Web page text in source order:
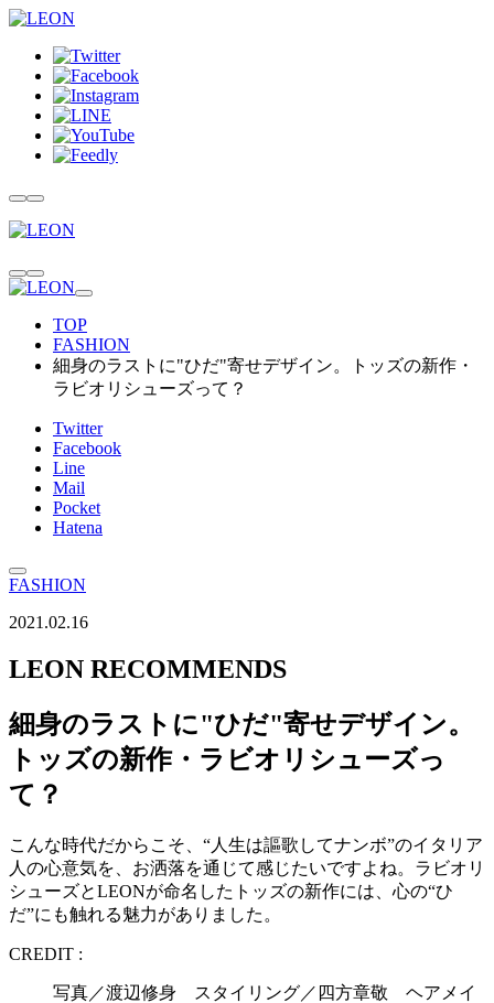
TOP
FASHION
細身のラストに"ひだ"寄せデザイン。トッズの新作・
ラビオリシューズって？
Twitter
Facebook
Line
Mail
Pocket
Hatena
FASHION
2021.02.16
LEON RECOMMENDS
細身のラストに"ひだ"寄せデザイン。
トッズの新作・ラビオリシューズっ
て？
こんな時代だからこそ、“人生は謳歌してナンボ”のイタリア
人の心意気を、お洒落を通じて感じたいですよね。ラビオリ
シューズとLEONが命名したトッズの新作には、心の“ひ
だ”にも触れる魅力がありました。
CREDIT :
写真／渡辺修身 スタイリング／四方章敬 ヘアメイ